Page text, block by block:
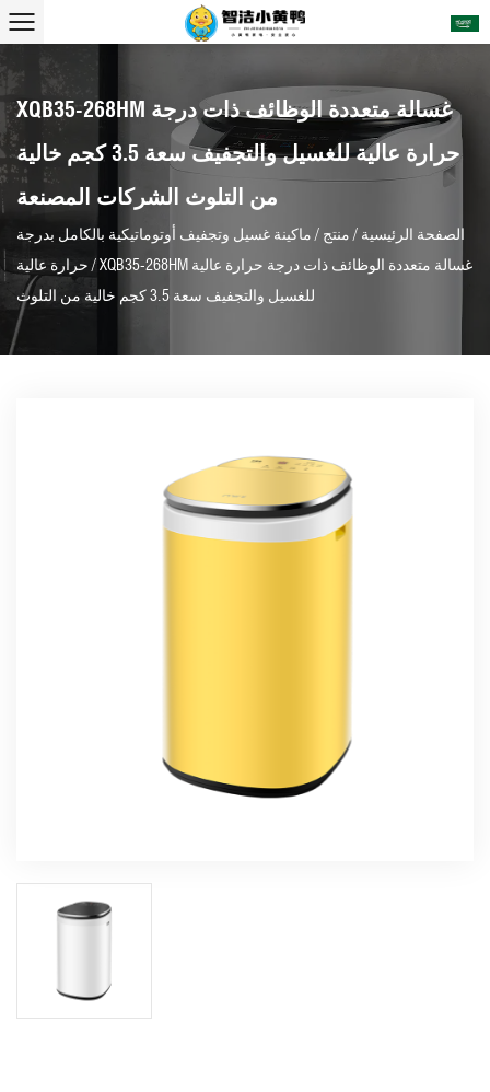
XQB35-268HM غسالة متعددة الوظائف ذات درجة
حرارة عالية للغسيل والتجفيف سعة 3.5 كجم خالية
من التلوث الشركات المصنعة
الصفحة الرئيسية / منتج / ماكينة غسيل وتجفيف أوتوماتيكية بالكامل بدرجة
حرارة عالية /XQB35-268HM غسالة متعددة الوظائف ذات درجة حرارة عالية
للغسيل والتجفيف سعة 3.5 كجم خالية من التلوث